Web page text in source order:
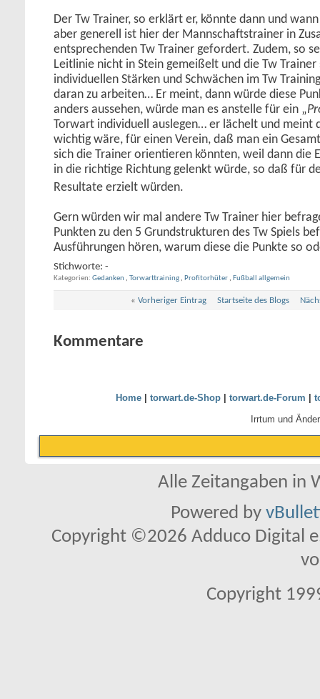
Der Tw Trainer, so erklärt er, könnte dann und
aber generell ist hier der Mannschaftstrainer in
entsprechenden Tw Trainer gefordert. Zudem, so
Leitlinie nicht in Stein gemeißelt und die Tw
individuellen Stärken und Schwächen im Tw
daran zu arbeiten… Er meint, dann würde diese
anders aussehen, würde man es anstelle für ein „
Torwart individuell auslegen… er lächelt und meint
wichtig wäre, für einen Verein, daß man ein
sich die Trainer orientieren könnten, weil dann die
in die richtige Richtung gelenkt würde, so daß für
Resultate erzielt würden.
Gern würden wir mal andere Tw Trainer hier
Punkten zu den 5 Grundstrukturen des Tw Spiels
Ausführungen hören, warum diese die Punkte so
Stichworte: -
Kategorien Gedanken , Torwarttraining , Profitorhüter , Fußball allgemein
« Vorheriger Eintrag Startseite des Blogs
Kommentare
Home| torwart.de-Shop| torwart.de-Forum
Irrtum und
Alle Zeitangaben in
Powered by
Copyright ©2026 Adduco Digital
Copyright